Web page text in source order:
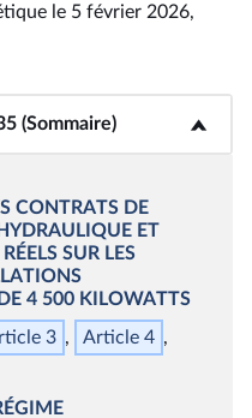
le 5 février 2026,
(Sommaire)
235 (Sommaire)</b>
CONTRATS DE
ET
SUR LES
4 500 KILOWATTS
3
Article 4